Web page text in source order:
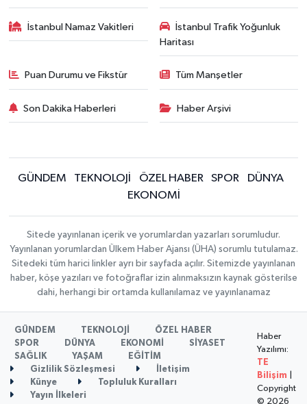
İstanbul Namaz Vakitleri
İstanbul Trafik Yoğunluk
Haritası
Puan Durumu ve Fikstür Tüm Manşetler
Son Dakika Haberleri Haber Arşivi
GÜNDEM TEKNOLOJİ ÖZEL HABER SPOR
DÜNYA
EKONOMİ
Sitede yayınlanan içerik ve yorumlardan yazarları sorumludur.
Yayınlanan yorumlardan Ülkem Haber Ajansı (ÜHA) sorumlu tutulamaz.
Sitedeki tüm harici linkler ayrı bir sayfada açılır. Sitemizde yayınlanan
haber, köşe yazıları ve fotoğraflar izin alınmaksızın kaynak gösterilse
dahi, herhangi bir ortamda kullanılamaz ve yayınlanamaz
GÜNDEM TEKNOLOJİ
ÖZEL HABER
SPOR
DÜNYA EKONOMİ
SİYASET
SAĞLIK
YAŞAM
EĞİTİM
Gizlilik Sözleşmesi
İletişim
Künye
Topluluk Kuralları
Yayın İlkeleri
Haber
Yazılımı:
TE
Bilişim
Copyright
© 2026